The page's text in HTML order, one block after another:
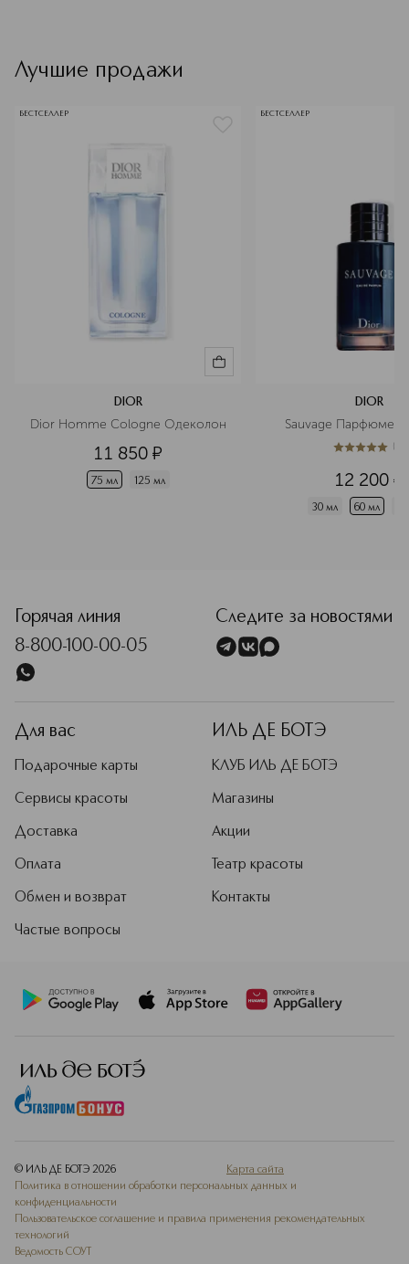
артикул
Лучшие продажи
БЕСТСЕЛЛЕР
DIOR
Dior Homme Cologne Одеколон
11 850 ¤
75 мл 125 мл
БЕСТСЕЛЛЕР
DIOR
Sauvage
5из 51 (
12 200 ¤
30 мл 60 мл
Горячая линия
8-800-100-00-05
Следите за новостями
Для вас
Подарочные карты
Сервисы красоты
Доставка
Оплата
Обмен и возврат
Частые вопросы
ИЛЬ ДЕ БОТЭ
КЛУБ ИЛЬ ДЕ БОТЭ
Магазины
Акции
Театр красоты
Контакты
© ИЛЬ ДЕ БОТЭ 2026
Карта сайта
Политика в отношении обработки персональных данных и
конфиденциальности
Пользовательское соглашение и правила применения рекомендательных
технологий
Ведомость СОУТ